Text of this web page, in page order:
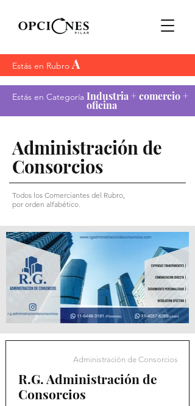
Administración de
Consorcios
Todos los Comerciantes del Rubro,
por orden alfabético.
Estás en Rubro A
Estás en Categoría Industria + comercio +
oficina
Administración de Consorcios
R.G. Administración de
Consorcios